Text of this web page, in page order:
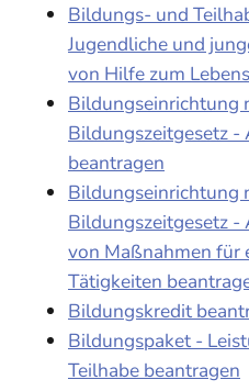
Bildungs- und
Jugendliche und
von Hilfe zum
Bildungseinrichtung
Bildungszeitgesetz -
beantragen
Bildungseinrichtung
Bildungszeitgesetz -
von Maßnahmen für
Tätigkeiten
Bildungskredit
Bildungspaket -
Teilhabe beantragen